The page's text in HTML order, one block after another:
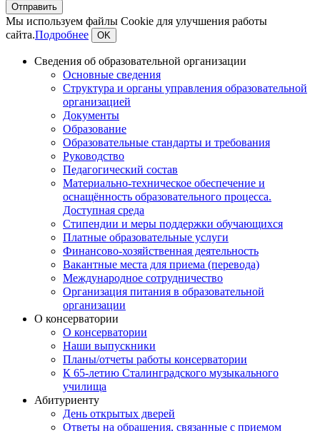
Мы используем файлы Cookie для улучшения работы
сайта.Подробнее OK
Сведения об образовательной организации
Основные сведения
Структура и органы управления образовательной
организацией
Документы
Образование
Образовательные стандарты и требования
Руководство
Педагогический состав
Материально-техническое обеспечение и
оснащённость образовательного процесса.
Доступная среда
Стипендии и меры поддержки обучающихся
Платные образовательные услуги
Финансово-хозяйственная деятельность
Вакантные места для приема (перевода)
Международное сотрудничество
Организация питания в образовательной
организации
О консерватории
О консерватории
Наши выпускники
Планы/отчеты работы консерватории
К 65-летию Сталинградского музыкального
училища
Абитуриенту
День открытых дверей
Ответы на обращения, связанные с приемом